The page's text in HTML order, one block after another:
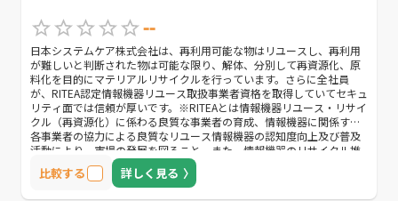
--
⽇本システムケア株式会社は、再利⽤可能な物はリユースし、再利⽤
が難しいと判断された物は可能な限り、解体、分別して再資源化、原
料化を⽬的にマテリアルリサイクルを⾏っています。さらに全社員
が、RITEA認定情報機器リユース取扱事業者資格を取得していてセキュ
リティ面では信頼が厚いです。 ※RITEAとは情報機器リユース・リサイ
クル（再資源化）に係わる良質な事業者の育成、情報機器に関係する
各事業者の協⼒による良質なリユース情報機器の認知度向上及び普及
活動により、市場の発展を図ること、また、情報機器のリサイクル推
進による貢献を⽬的としています。
比較する 詳しく見る